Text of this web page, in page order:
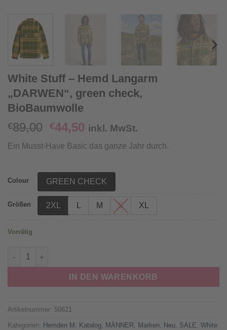
White Stuff – Hemd Langarm
„DARWEN“, green check,
BioBaumwolle
€89,00 Ursprünglicher
war:
€44,50 Aktueller
ist:
inkl. MwSt.
Ein Musst-Have Basic das ganze Jahr durch.
Colour GREEN CHECK
Größen 2XL L M S XL
Vorrätig
White Stuff - Hemd Langarm "DARWEN", green check,
IN DEN WARENKORB
Artikelnummer: 50621
Kategorien: Hemden M , Katalog, MÄNNER, Marken, Neu, SALE, White